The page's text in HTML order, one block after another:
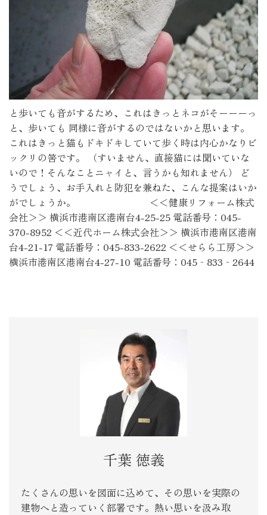
と歩いても音がするため、これはきっとネコがそーーーっ
と、歩いても 同様に音がするのではないかと思います。
これはきっと猫もドキドキしていて歩く時は内心かなりビ
ックリの筈です。 （すいません、直接猫には聞いていな
いので！そんなことニャイと、言うかも知れません） ど
うでしょう、お手入れと防犯を兼ねた、こんな提案はいか
がでしょうか。 ＜＜健康リフォーム株式
会社＞＞ 横浜市港南区港南台4-25-25 電話番号：045-
370-8952 ＜＜近代ホーム株式会社＞＞ 横浜市港南区港南
台4-21-17 電話番号：045-833-2622 ＜＜せらら工房＞＞
横浜市港南区港南台4-27-10 電話番号：045‐833‐2644
千葉 徳義
たくさんの思いを図面に込めて、その思いを実際の
建物へと造っていく部署です。熱い思いを汲み取